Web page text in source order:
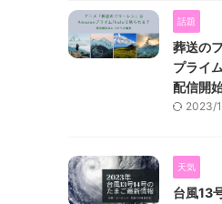
話題
葬送の
プライ
配信開
2023/
天気
台風13